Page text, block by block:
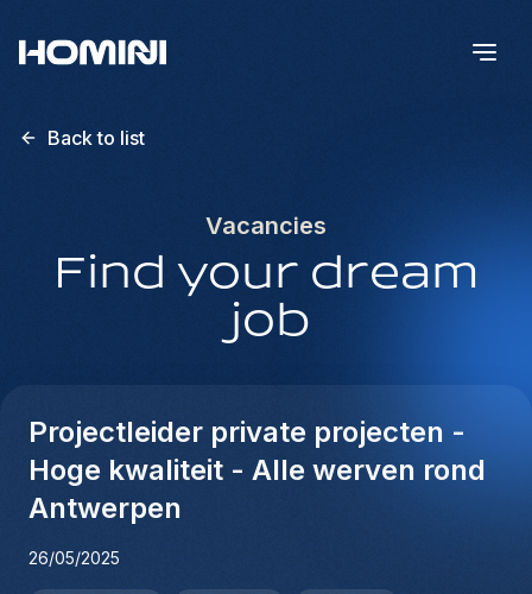
Back to list
Vacancies
Find your dream
job
Projectleider private projecten -
Hoge kwaliteit - Alle werven rond
Antwerpen
26/05/2025